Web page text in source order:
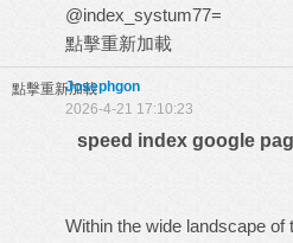
@index_systum77=
點擊重新加載
點擊重新加載Josephgon
2026-4-21 17:10:23
speed index google
Within the wide landscape of